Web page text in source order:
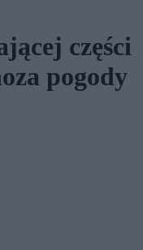
części
pogody